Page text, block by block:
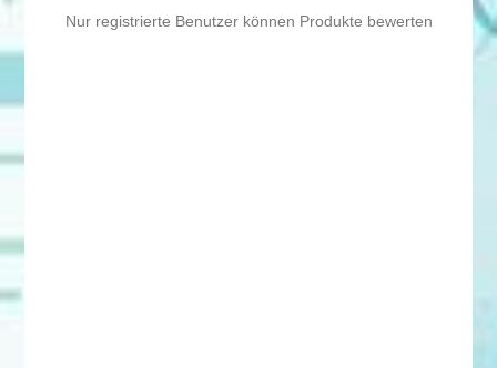
Nur registrierte Benutzer können Produkte bewerten